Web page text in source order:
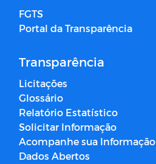
FGTS
Portal da Transparência
Transparência
Licitações
Glossário
Relatório Estatístico
Solicitar Informação
Acompanhe sua Informação
Dados Abertos